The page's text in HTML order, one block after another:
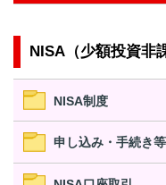
NISA（少額投資非
NISA制度
申し込み・手続き等